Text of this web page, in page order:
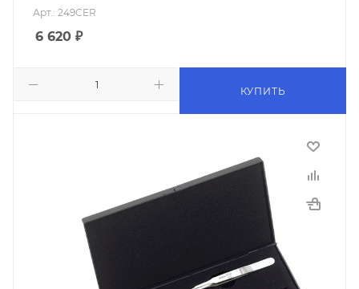
Арт.: 249CER
6 620 ₽
КУПИТЬ